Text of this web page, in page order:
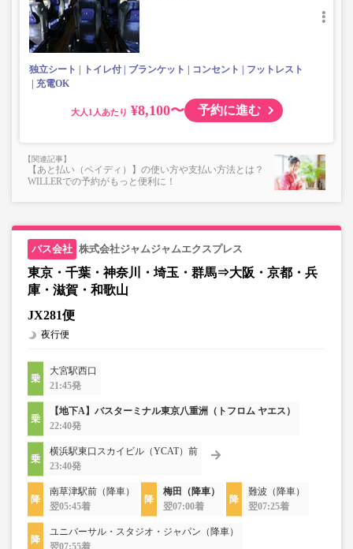
独立シート トイレ付 ブランケット コンセント
フットレスト
充電OK
大人 ¥8,100〜 予約に進む
【あと払い（ペイディ）】の使い方や支払い方法とは？
WILLERでの予約がもっと便利に！
株式会社ジャムジャムエクスプレス
東京・千葉・神奈川・埼玉・群馬⇒大阪・京都・兵
庫・滋賀・和歌山
JX281便
夜行便
大宮駅西口
21:45発
【地下A】バスターミナル東京八重洲（トフロム ヤエス）
22:40発
横浜駅東口スカイビル（YCAT）前
23:40発
南草津駅前（降車）
翌05:45着
梅田（降車）
翌07:00着
難波（降車）
翌07:25着
ユニバーサル・スタジオ・ジャパン（降車）
翌07:55着